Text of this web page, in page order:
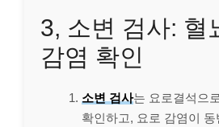
3, 소변 검사: 혈
감염 확인
소변 검사는 요로결석으
확인하고, 요로 감염이